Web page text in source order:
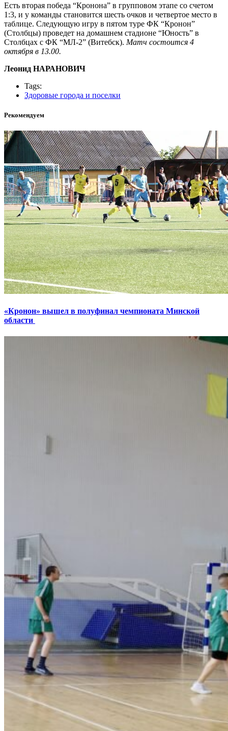
Есть вторая победа “Кронона” в групповом этапе со счетом
1:3, и у команды становится шесть очков и четвертое место в
таблице. Следующую игру в пятом туре ФК “Кронон”
(Столбцы) проведет на домашнем стадионе “Юность” в
Столбцах с ФК “МЛ-2” (Витебск). Матч состоится 4
октября в 13.00.
Леонид НАРАНОВИЧ
Tags:
Здоровые города и поселки
Рекомендуем
«Кронон» вышел в полуфинал чемпионата Минской
области